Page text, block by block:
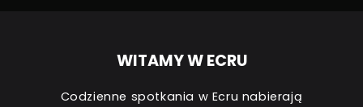
WITAMY W ECRU
Codzienne spotkania w Ecru nabierają